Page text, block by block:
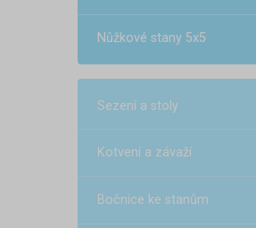
Nůžkové stany 5x5
Sezení a stoly
Kotvení a závaží
Bočnice ke stanům